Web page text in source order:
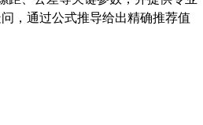
，通过公式推导给出精确推荐值